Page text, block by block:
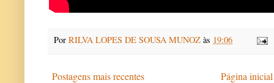
Por RILVA LOPES DE SOUSA MUNOZ às 19:06
Postagens mais recentes
Página inicial